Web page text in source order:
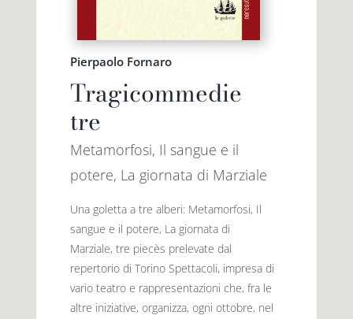
Pierpaolo Fornaro
Tragicommedie
tre
Metamorfosi, Il sangue e il
potere, La giornata di Marziale
Una goletta a tre alberi: Metamorfosi, Il
sangue e il potere, La giornata di
Marziale, tre piecès prelevate dal
repertorio di Torino Spettacoli, impresa di
vario teatro e rappresentazioni che, fra le
altre iniziative, organizza, ogni ottobre, nel